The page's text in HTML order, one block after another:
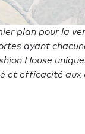
plan pour la
ayant
House
et efficacité